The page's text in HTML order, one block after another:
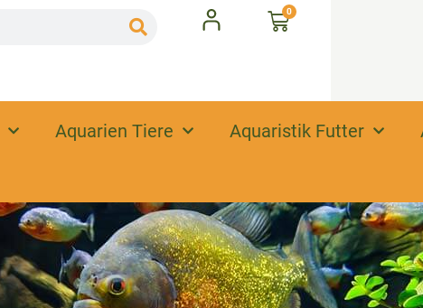
0
Aquarien Tiere Aquaristik Futter